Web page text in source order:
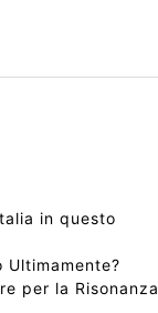
in questo
Ultimamente?
per la Risonanza